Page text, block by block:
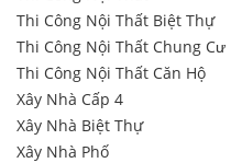
Thi Công Nội Thất Biệt Thự
Thi Công Nội Thất Chung Cư
Thi Công Nội Thất Căn Hộ
Xây Nhà Cấp 4
Xây Nhà Biệt Thự
Xây Nhà Phố